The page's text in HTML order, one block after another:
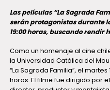
Las películas “La Sagrada
serán protagonistas durante
19:00 horas, buscando rendir
Como un homenaje al cine
la Universidad Católica del
“La Sagrada Familia”, el
horas. El filme fue dirigido por